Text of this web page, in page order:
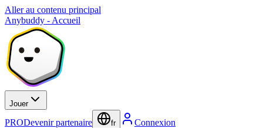
Aller au contenu principal
Anybuddy - Accueil
Jouer
PRODevenir partenaire fr Connexion